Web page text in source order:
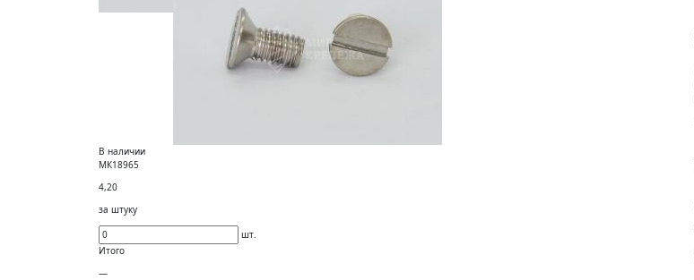
В наличии
МК18965
4,20
за штуку
шт.
Итого
—